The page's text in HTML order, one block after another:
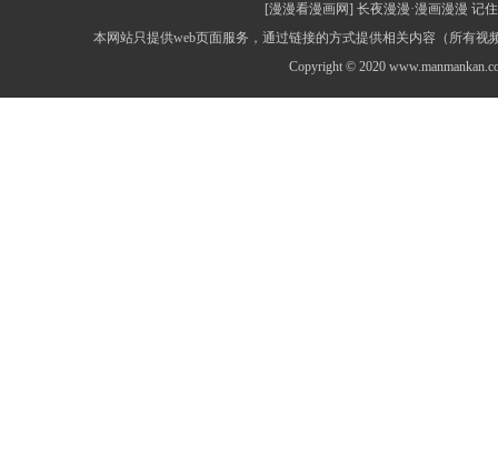
[漫漫看漫画网] 长夜漫漫·漫画漫漫 记
本网站只提供web页面服务，通过链接的方式提供相关内容（所有
Copyright © 2020